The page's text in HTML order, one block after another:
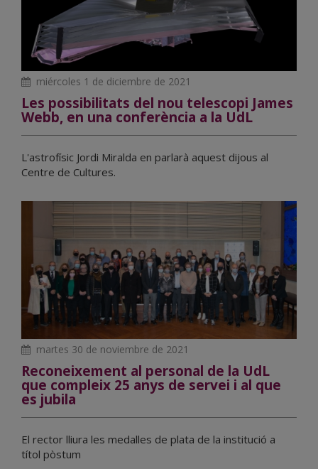
miércoles 1 de diciembre de 2021
Les possibilitats del nou telescopi James
Webb, en una conferència a la UdL
L'astrofísic Jordi Miralda en parlarà aquest dijous al
Centre de Cultures.
martes 30 de noviembre de 2021
Reconeixement al personal de la UdL
que compleix 25 anys de servei i al que
es jubila
El rector lliura les medalles de plata de la institució a
títol pòstum